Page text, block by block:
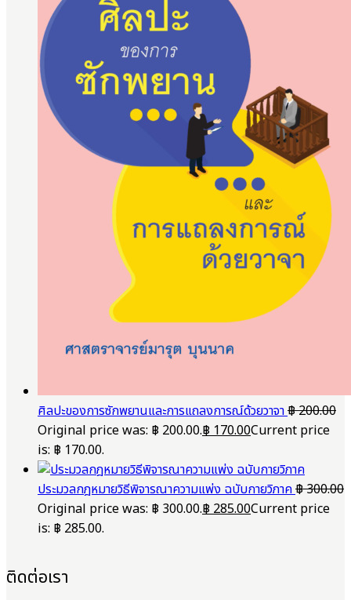
ศิลปะของการซักพยานและการแถลงการณ์ด้วยวาจา฿200.00
Original price was: ฿ 200.00.฿170.00Current price
is: ฿ 170.00.
ประมวลกฎหมายวิธีพิจารณาความแพ่ง ฉบับกายวิภาค฿300.00
Original price was: ฿ 300.00.฿285.00Current price
is: ฿ 285.00.
ติดต่อเรา